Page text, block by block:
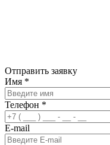
Отправить заявку
Имя *
Телефон *
E-mail